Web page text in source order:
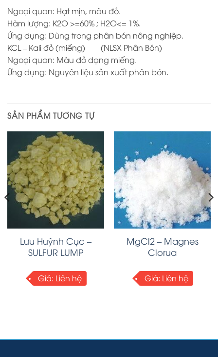
Ngoại quan: Hạt mịn, màu đỏ.
Hàm lượng: K2O >=60% ; H2O<= 1%.
Ứng dụng: Dùng trong phân bón nông nghiệp.
KCL – Kali đỏ (miếng) (NLSX Phân Bón)
Ngoại quan: Màu đỏ dạng miếng.
Ứng dụng: Nguyên liệu sản xuất phân bón.
SẢN PHẨM TƯƠNG TỰ
Lưu Huỳnh Cục –
SULFUR LUMP
Giá: Liên hệ
MgCl2 – Magnes
Clorua
Giá: Liên hệ